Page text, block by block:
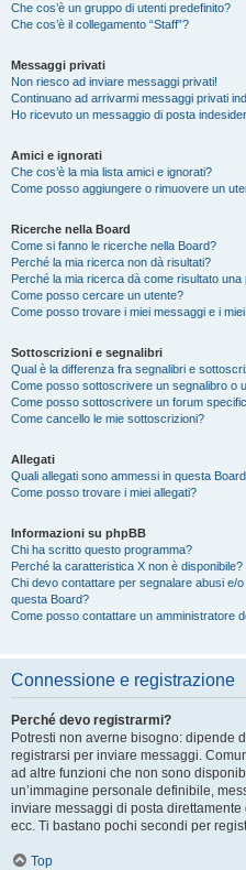
Che cos’è un gruppo di utenti predefinito?
Che cos’è il collegamento “Staff”?
Messaggi privati
Non riesco ad inviare messaggi privati!
Continuano ad arrivarmi messaggi privati
Ho ricevuto un messaggio di posta
Amici e ignorati
Che cos’è la mia lista amici e ignorati?
Come posso aggiungere o rimuovere un
Ricerche nella Board
Come si fanno le ricerche nella Board?
Perché la mia ricerca non dà risultati?
Perché la mia ricerca dà come risultato una
Come posso cercare un utente?
Come posso trovare i miei messaggi e i
Sottoscrizioni e segnalibri
Qual è la differenza fra segnalibri e
Come posso sottoscrivere un segnalibro o
Come posso sottoscrivere un forum
Come cancello le mie sottoscrizioni?
Allegati
Quali allegati sono ammessi in questa
Come posso trovare i miei allegati?
Informazioni su phpBB
Chi ha scritto questo programma?
Perché la caratteristica X non è disponibile?
Chi devo contattare per segnalare abusi e/
questa Board?
Come posso contattare un amministratore
Connessione e registrazione
Perché devo registrarmi?
Potresti non averne bisogno: dipende
registrarsi per inviare messaggi.
ad altre funzioni che non sono
un’immagine personale definibile,
inviare messaggi di posta
ecc. Ti bastano pochi secondi per
Top